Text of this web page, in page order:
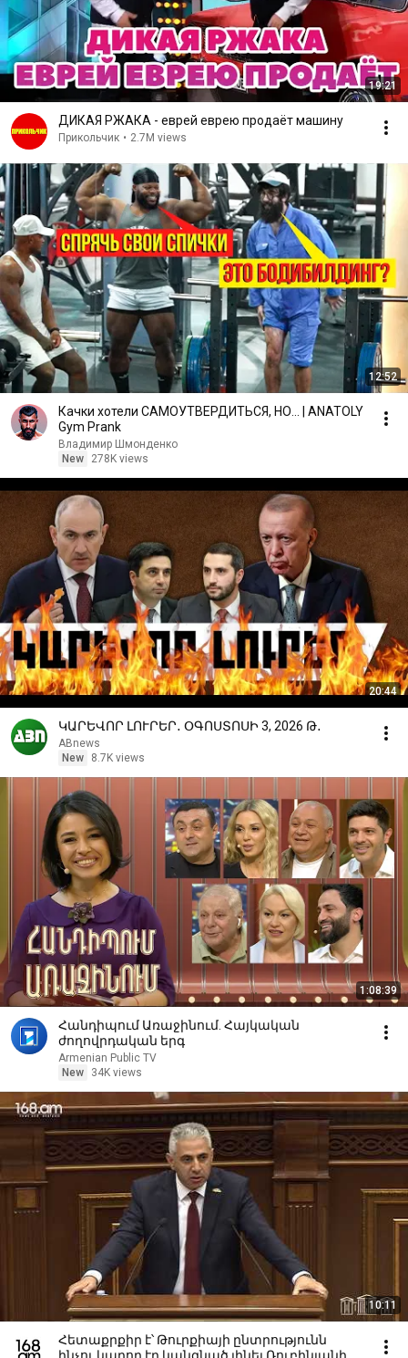
19:21
ДИКАЯ РЖАКА - еврей еврею продаёт машину
Прикольчик • 2.7M views
12:52
Качки хотели САМОУТВЕРДИТЬСЯ, НО... | ANATOLY
Gym Prank
Владимир Шмонденко
New
278K views
20:44
ԿԱՐԵՎՈՐ ԼՈՒՐԵՐ․ ՕԳՈՍՏՈՍԻ 3, 2026 Թ․
ABnews
New
8.7K views
1:08:39
Հանդիպում Առաջինում. Հայկական
ժողովրդական երգ
Armenian Public TV
New
34K views
10:11
Հետաքրքիր է՝ Թուրքիայի ընտրությունն